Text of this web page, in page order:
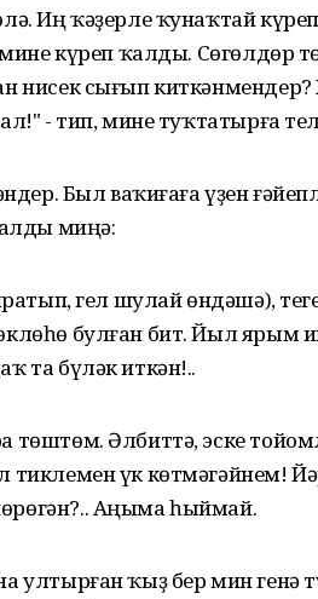
Иң ҡәҙерле ҡунаҡтай
мине күреп ҡалды. Сөгөлдөр
нисек сығып киткәнмендер?
- тип, мине туҡтатырға
Был ваҡиғаға үҙен
миңә:
гел шулай өндәшә),
булған бит. Йыл ярым
та бүләк иткән!..
Әлбиттә, эске
үк көтмәгәйнем!
Аңыма һыймай.
ултырған ҡыҙ бер мин генә